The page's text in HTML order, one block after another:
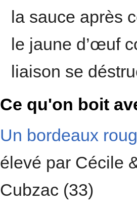
la sauce après
le jaune d’œuf
liaison se
Ce qu'on boit
Un bordeaux
élevé par Cécile
Cubzac (33)